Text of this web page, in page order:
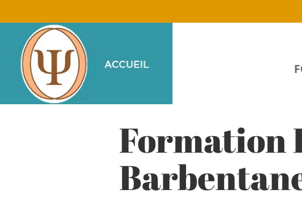
Formation